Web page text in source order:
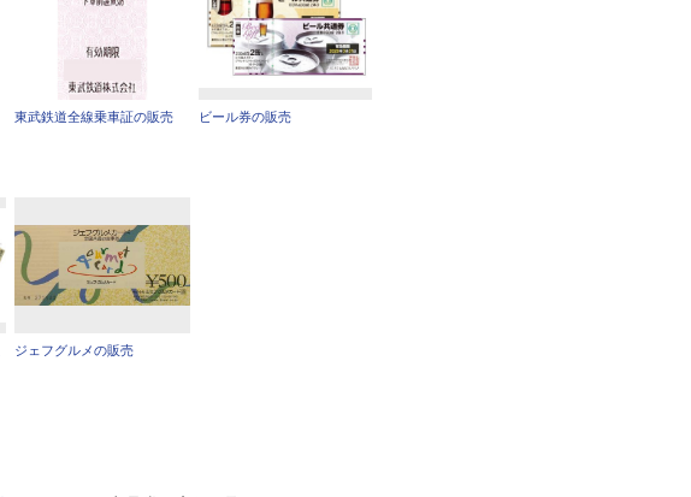
東武鉄道全線乗車証の販売 ビール券の販売
ジェフグルメの販売